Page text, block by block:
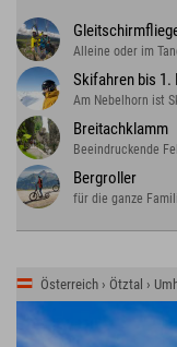
Alleine oder im
Skifahren bis 1.
Am Nebelhorn ist
Breitachklamm
Beeindruckende
Bergroller
für die ganze
Österreich › Ötztal ›